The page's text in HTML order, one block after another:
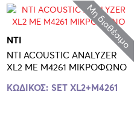
Μη διαθέσιμο
NTI
NTI ACOUSTIC ANALYZER
XL2 ME M4261 ΜΙΚΡΟΦΩΝΟ
ΚΩΔΙΚΟΣ: SET XL2+M4261